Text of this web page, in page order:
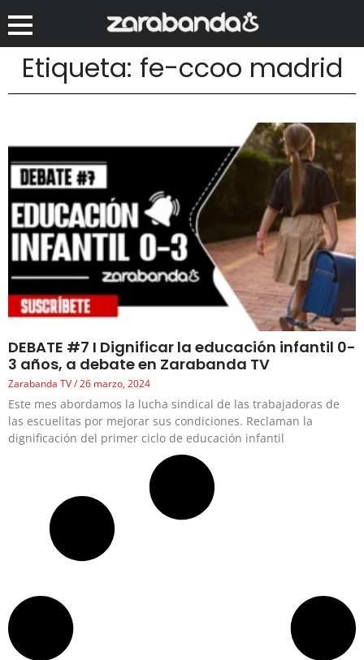
Etiqueta: fe-ccoo madrid
DEBATE #7 I Dignificar la educación infantil 0-
3 años, a debate en Zarabanda TV
Zarabanda TV 26 marzo, 2024
Este mes abordamos la lucha sindical de las trabajadoras de
las escuelitas por mejorar sus condiciones. Reclaman la
dignificación del primer ciclo de educación infantil